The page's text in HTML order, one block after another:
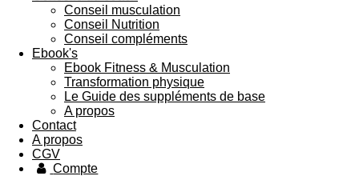
Conseil musculation
Conseil Nutrition
Conseil compléments
Ebook's
Ebook Fitness & Musculation
Transformation physique
Le Guide des suppléments de base
A propos
Contact
A propos
CGV
Compte